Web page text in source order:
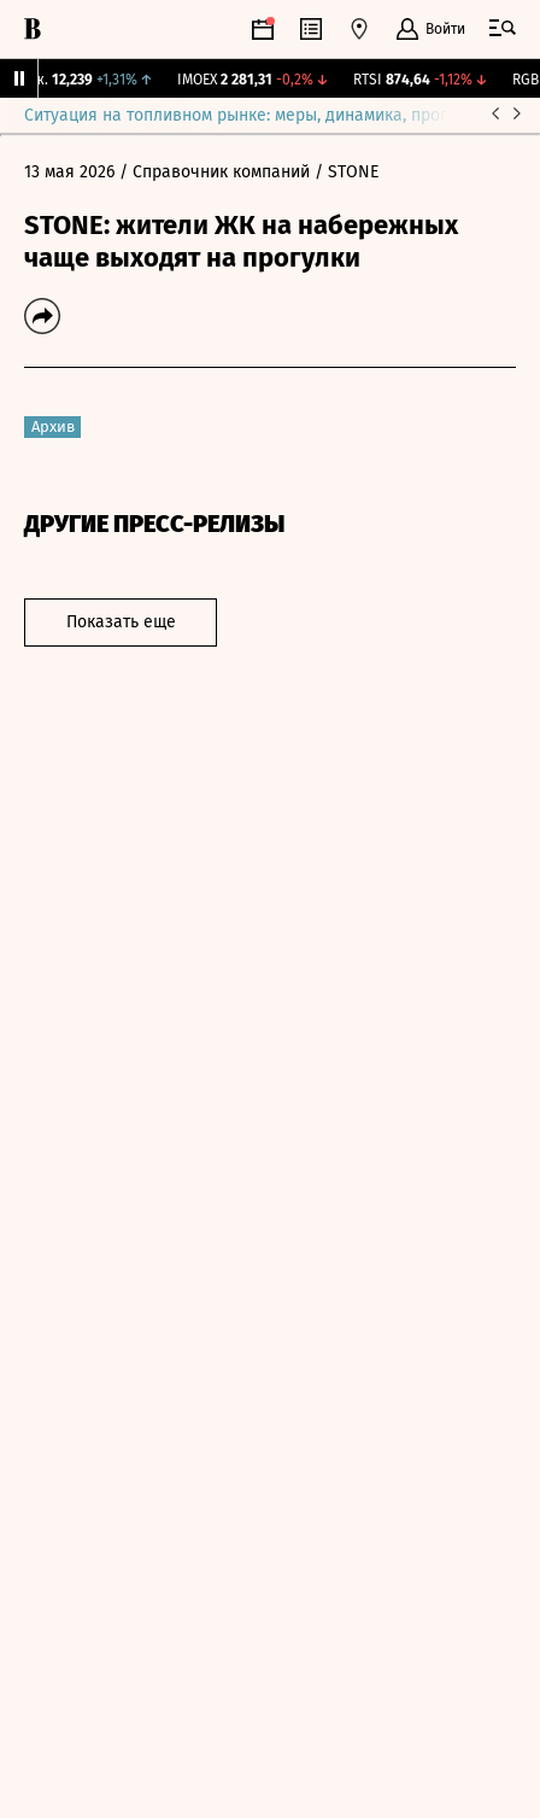
Войти
12,239 +1,31% ↑ IMOEX 2 281,31 -0,2%↓ RTSI 874,64 -1,12%↓ RGBI
Ситуация на топливном рынке: меры, динамика, прогнозы
13 мая 2026 / Справочник компаний / STONE
STONE: жители ЖК на набережных
чаще выходят на прогулки
Архив
ДРУГИЕ ПРЕСС-РЕЛИЗЫ
Показать еще